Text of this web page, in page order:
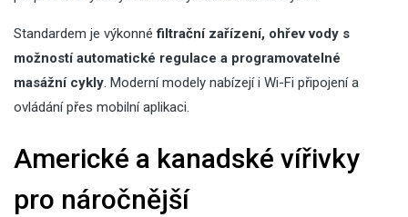
Standardem je výkonnéfiltrační zařízení, ohřev vody s
možností automatické regulace a programovatelné
masážní cykly. Moderní modely nabízejí i Wi-Fi připojení a
ovládání přes mobilní aplikaci.
Americké a kanadské vířivky
pro náročnější